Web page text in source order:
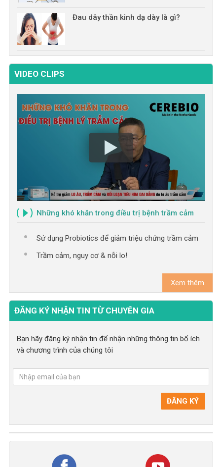
Đau dây thần kinh dạ dày là gì?
VIDEO CLIPS
Những khó khăn trong điều trị bệnh trầm cảm
Sử dụng Probiotics để giảm triệu chứng trầm cảm
Trầm cảm, nguy cơ & nỗi lo!
Xem thêm
ĐĂNG KÝ NHẬN TIN TỪ CHUYÊN GIA
Bạn hãy đăng ký nhận tin để nhận những thông tin bổ ích
và chương trình của chúng tôi